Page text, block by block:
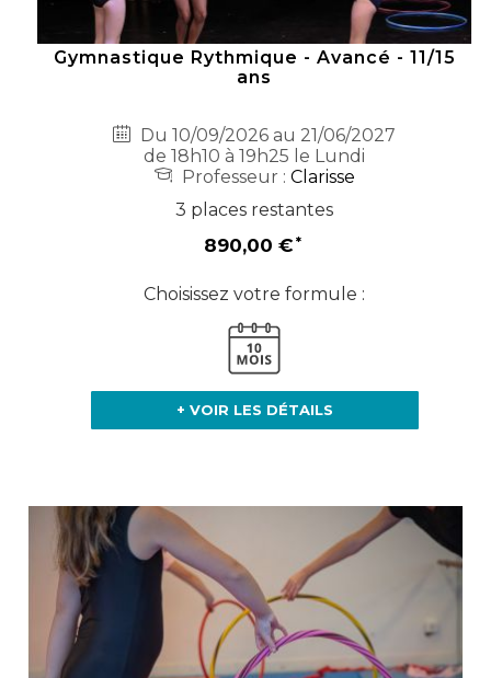
Gymnastique Rythmique - Avancé - 11/15
ans
Du 10/09/2026 au 21/06/2027
de 18h10 à 19h25 le Lundi
Professeur : Clarisse
3 places restantes
890,00 €
Choisissez votre formule :
+ VOIR LES DÉTAILS